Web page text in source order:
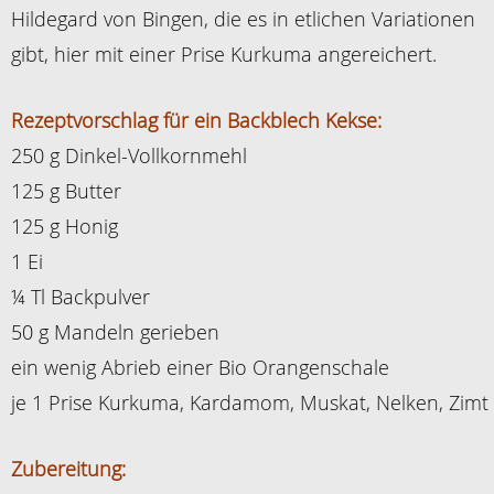
Hildegard von Bingen, die es in etlichen Variationen
gibt, hier mit einer Prise Kurkuma angereichert.
Rezeptvorschlag für ein Backblech Kekse:
250 g Dinkel-Vollkornmehl
125 g Butter
125 g Honig
1 Ei
¼ Tl Backpulver
50 g Mandeln gerieben
ein wenig Abrieb einer Bio Orangenschale
je 1 Prise Kurkuma, Kardamom, Muskat, Nelken, Zimt
Zubereitung: